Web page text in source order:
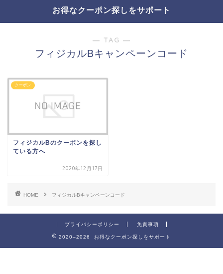
お得なクーポン探しをサポート
― TAG ―
フィジカルBキャンペーンコード
クーポン
フィジカルBのクーポンを探し
ている方へ
2020年12月17日
HOME フィジカルBキャンペーンコード
プライバシーポリシー 免責事項
2020–2026 お得なクーポン探しをサポート